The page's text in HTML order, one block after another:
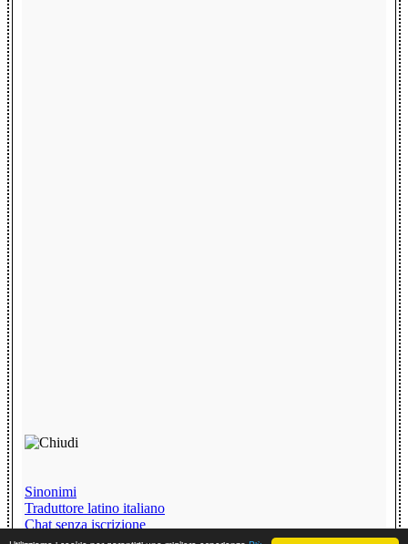
Sinonimi
Traduttore latino italiano
Chat senza iscrizione
Testi Divertenti